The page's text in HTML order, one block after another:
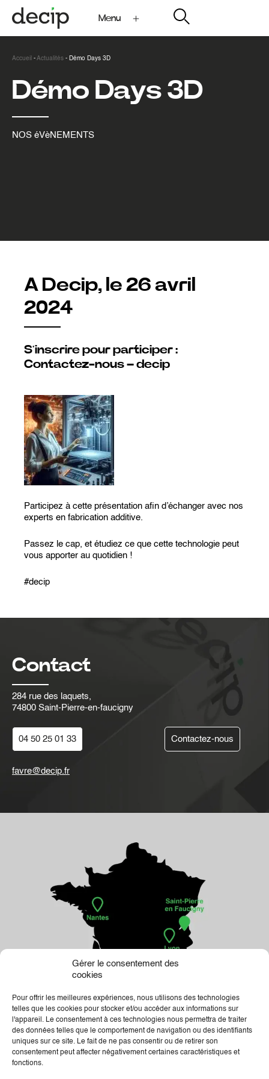
Gérer le consentement des
cookies
Pour offrir les meilleures expériences, nous utilisons des technologies
telles que les cookies pour stocker et/ou accéder aux informations sur
l'appareil. Le consentement à ces technologies nous permettra de traiter
des données telles que le comportement de navigation ou des identifiants
uniques sur ce site. Le fait de ne pas consentir ou de retirer son
consentement peut affecter négativement certaines caractéristiques et
fonctions.
Menu
Accueil - Actualités - Démo Days 3D
Démo Days 3D
NOS éVèNEMENTS
A Decip, le 26 avril
2024
S’inscrire pour participer :
Contactez-nous – decip
Participez à cette présentation afin d’échanger avec nos
experts en fabrication additive.
Passez le cap, et étudiez ce que cette technologie peut
vous apporter au quotidien !
#decip
Contact
284 rue des laquets,
74800 Saint-Pierre-en-faucigny
04 50 25 01 33 Contactez-nous
favre@decip.fr